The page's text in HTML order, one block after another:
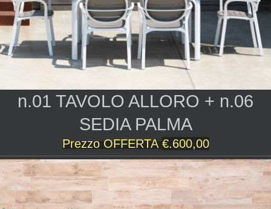
n.01 TAVOLO ALLORO + n.06
SEDIA PALMA
Prezzo OFFERTA €.600,00